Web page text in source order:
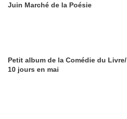
Juin Marché de la Poésie
Petit album de la Comédie du Livre/
10 jours en mai